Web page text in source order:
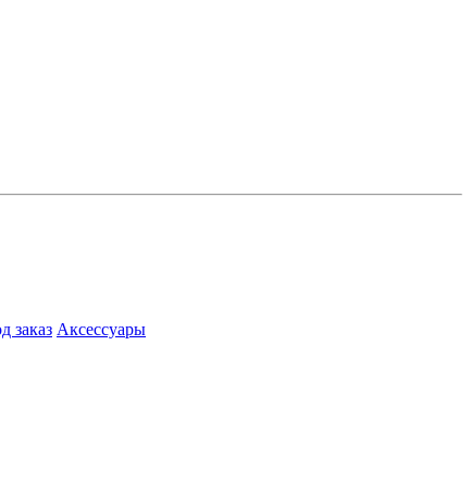
заказ Аксессуары